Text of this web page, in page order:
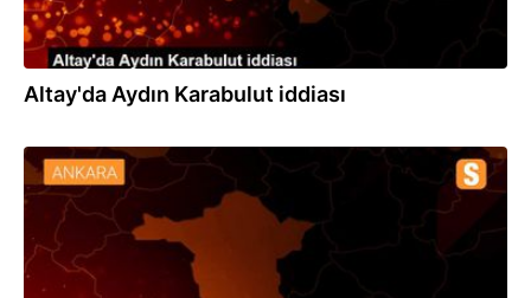
Altay'da Aydın Karabulut iddiası
04.07.2020